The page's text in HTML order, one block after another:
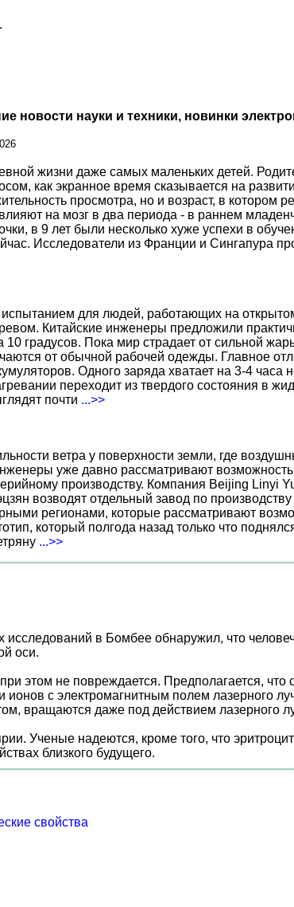
.
новости науки и техники, новинки
жизни даже самых маленьких детей.
как экранное время сказывается на
просмотра, но и возраст, в
на мозг в два периода - в раннем
в 9 лет были несколько хуже успехи в
Исследователи из Франции и Сингапура
для людей, работающих на
Китайские инженеры предложили
градусов. Пока мир страдает от сильной
от обычной рабочей одежды. Главное
Одного заряда хватает на 3-4
переходит из твердого состояния в
почти ...>>
ветра у поверхности земли, где
уже давно рассматривают
производству. Компания Beijing Linyi
возводят отдельный завод по
регионами, которые рассматривают
который полгода назад только что
...>>
в Бомбее обнаружил, что
оси.
этом не повреждается. Предполагается,
с электромагнитным полем лазерного
вращаются даже под действием лазерного
Ученые надеются, кроме того, что
близкого будущего.
свойства